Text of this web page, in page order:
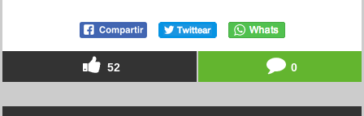
52 0